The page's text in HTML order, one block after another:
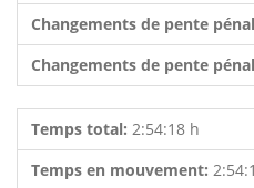
Changements de pente
Changements de pente
Temps total: 2:54:18 h
Temps en mouvement: